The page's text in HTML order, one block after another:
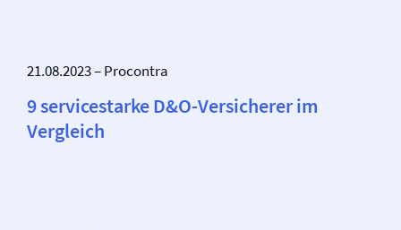
21.08.2023 – Procontra
9 servicestarke D&O-Versicherer im
Vergleich